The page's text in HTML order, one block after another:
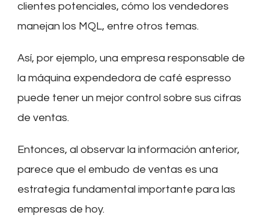
clientes potenciales, cómo los vendedores
manejan los MQL, entre otros temas.
Así, por ejemplo, una empresa responsable de
la máquina expendedora de café espresso
puede tener un mejor control sobre sus cifras
de ventas.
Entonces, al observar la información anterior,
parece que el embudo de ventas es una
estrategia fundamental importante para las
empresas de hoy.